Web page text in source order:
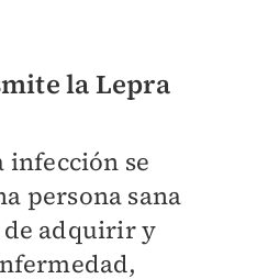
la Lepra
se
persona sana
de adquirir y